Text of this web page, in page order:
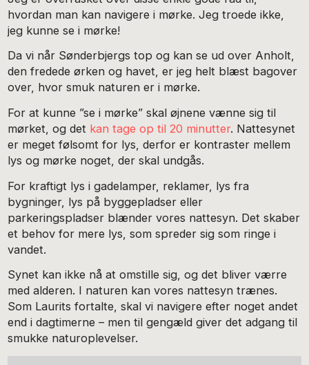
hvordan man kan navigere i mørke. Jeg troede ikke,
jeg kunne se i mørke!
Da vi når Sønderbjergs top og kan se ud over Anholt,
den fredede ørken og havet, er jeg helt blæst bagover
over, hvor smuk naturen er i mørke.
For at kunne ”se i mørke” skal øjnene vænne sig til
mørket, og det kan tage op til 20 minutter. Nattesynet
er meget følsomt for lys, derfor er kontraster mellem
lys og mørke noget, der skal undgås.
For kraftigt lys i gadelamper, reklamer, lys fra
bygninger, lys på byggepladser eller
parkeringspladser blænder vores nattesyn. Det skaber
et behov for mere lys, som spreder sig som ringe i
vandet.
Synet kan ikke nå at omstille sig, og det bliver værre
med alderen. I naturen kan vores nattesyn trænes.
Som Laurits fortalte, skal vi navigere efter noget andet
end i dagtimerne – men til gengæld giver det adgang til
smukke naturoplevelser.